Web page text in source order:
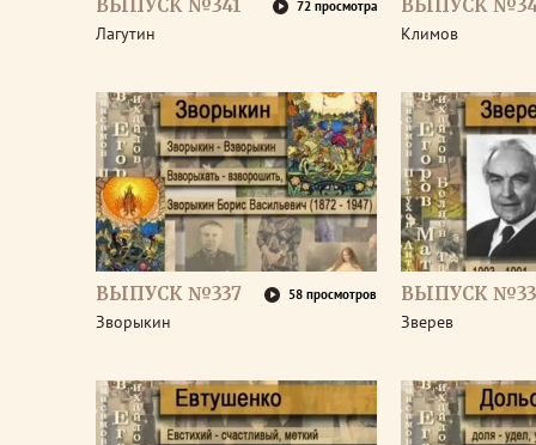
ВЫПУСК №341 72 просмотра
Лагутин
ВЫПУСК
Климов
ВЫПУСК №337 58 просмотров
Зворыкин
ВЫПУСК
Зверев